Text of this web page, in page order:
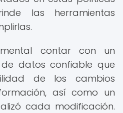
las herramientas
contar con un
datos confiable que
de los cambios
así como un
cada modificación.